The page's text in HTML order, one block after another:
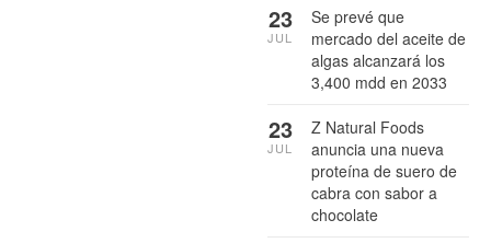
Se prevé que
mercado del aceite de
algas alcanzará los
3,400 mdd en 2033
23
JUL
Z Natural Foods
anuncia una nueva
proteína de suero de
cabra con sabor a
chocolate
23
JUL